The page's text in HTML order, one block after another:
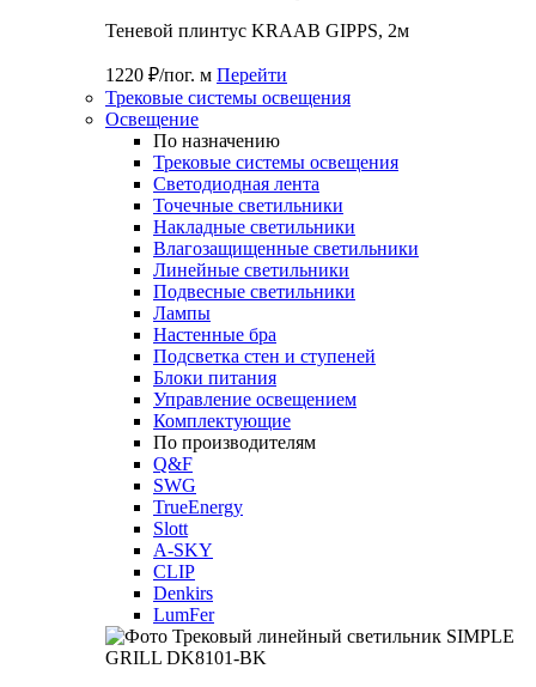
Теневой плинтус KRAAB GIPPS, 2м
1220 ₽/пог. м Перейти
Трековые системы освещения
Освещение
По назначению
Трековые системы освещения
Светодиодная лента
Точечные светильники
Накладные светильники
Влагозащищенные светильники
Линейные светильники
Подвесные светильники
Лампы
Настенные бра
Подсветка стен и ступеней
Блоки питания
Управление освещением
Комплектующие
По производителям
Q&F
SWG
TrueEnergy
Slott
A-SKY
CLIP
Denkirs
LumFer